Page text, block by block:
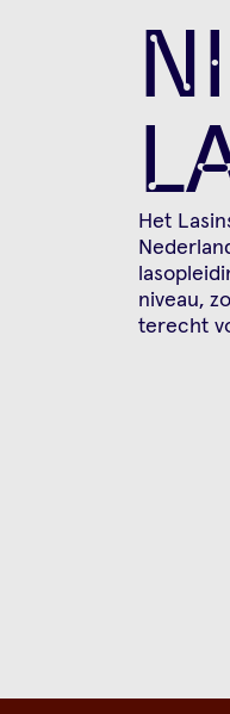
Het
niveau,
terecht